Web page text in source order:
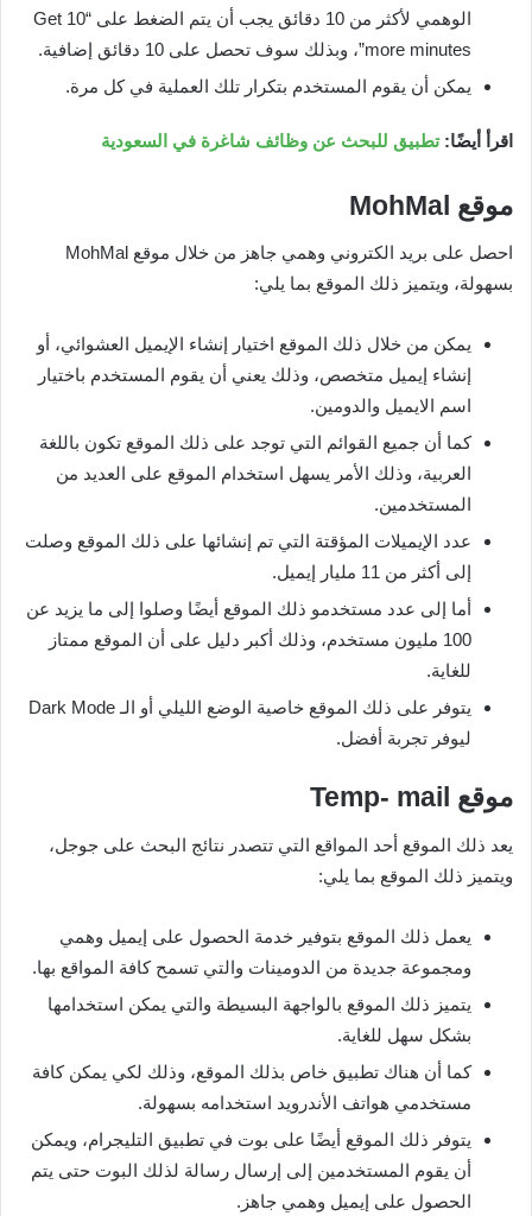
الوهمي لأكثر من 10 دقائق يجب أن يتم الضغط على “Get 10
more minutes”، وبذلك سوف تحصل على 10 دقائق إضافية.
يمكن أن يقوم المستخدم بتكرار تلك العملية في كل مرة.
اقرأ أيضًا:تطبيق للبحث عن وظائف شاغرة في السعودية
موقع MohMal
احصل على بريد الكتروني وهمي جاهز من خلال موقع MohMal
بسهولة، ويتميز ذلك الموقع بما يلي:
يمكن من خلال ذلك الموقع اختيار إنشاء الإيميل العشوائي، أو
إنشاء إيميل متخصص، وذلك يعني أن يقوم المستخدم باختيار
اسم الايميل والدومين.
كما أن جميع القوائم التي توجد على ذلك الموقع تكون باللغة
العربية، وذلك الأمر يسهل استخدام الموقع على العديد من
المستخدمين.
عدد الإيميلات المؤقتة التي تم إنشائها على ذلك الموقع وصلت
إلى أكثر من 11 مليار إيميل.
أما إلى عدد مستخدمو ذلك الموقع أيضًا وصلوا إلى ما يزيد عن
100 مليون مستخدم، وذلك أكبر دليل على أن الموقع ممتاز
للغاية.
يتوفر على ذلك الموقع خاصية الوضع الليلي أو الـ Dark Mode
ليوفر تجربة أفضل.
موقع Temp- mail
يعد ذلك الموقع أحد المواقع التي تتصدر نتائج البحث على جوجل،
ويتميز ذلك الموقع بما يلي:
يعمل ذلك الموقع بتوفير خدمة الحصول على إيميل وهمي
ومجموعة جديدة من الدومينات والتي تسمح كافة المواقع بها.
يتميز ذلك الموقع بالواجهة البسيطة والتي يمكن استخدامها
بشكل سهل للغاية.
كما أن هناك تطبيق خاص بذلك الموقع، وذلك لكي يمكن كافة
مستخدمي هواتف الأندرويد استخدامه بسهولة.
يتوفر ذلك الموقع أيضًا على بوت في تطبيق التليجرام، ويمكن
أن يقوم المستخدمين إلى إرسال رسالة لذلك البوت حتى يتم
الحصول على إيميل وهمي جاهز.